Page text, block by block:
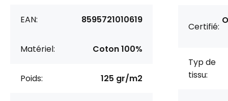
EAN: 8595721010619
Matériel: Coton 100%
Poids: 125 gr/m2
Certifié:
Typ de
tissu: